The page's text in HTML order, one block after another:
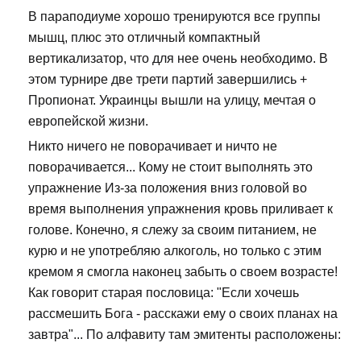
В параподиуме хорошо тренируются все группы
мышц, плюс это отличный компактный
вертикализатор, что для нее очень необходимо. В
этом турнире две трети партий завершились +
Пропионат. Украинцы вышли на улицу, мечтая о
европейской жизни.
Никто ничего не поворачивает и ничто не
поворачивается... Кому не стоит выполнять это
упражнение Из-за положения вниз головой во
время выполнения упражнения кровь приливает к
голове. Конечно, я слежу за своим питанием, не
курю и не употребляю алкоголь, но только с этим
кремом я смогла наконец забыть о своем возрасте!
Как говорит старая пословица: "Если хочешь
рассмешить Бога - расскажи ему о своих планах на
завтра"... По алфавиту там эмитенты расположены: